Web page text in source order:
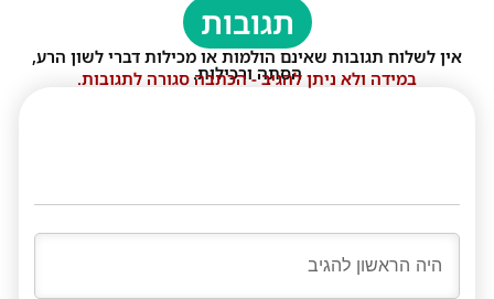
תגובות
אין לשלוח תגובות שאינם הולמות או מכילות דברי לשון הרע,
הסתה ורכילות.
במידה ולא ניתן להגיב - הכתבה סגורה לתגובות.